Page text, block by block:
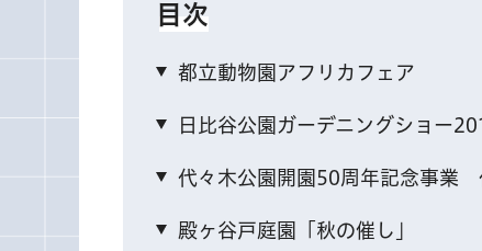
目次
都立動物園アフリカフェア
日比谷公園ガーデニングショー
代々木公園開園50周年記念事業
殿ヶ谷戸庭園「秋の催し」